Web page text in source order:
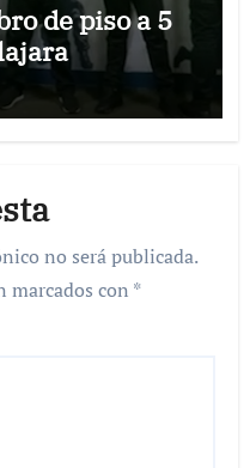
de piso a 5
no será publicada.
marcados con *